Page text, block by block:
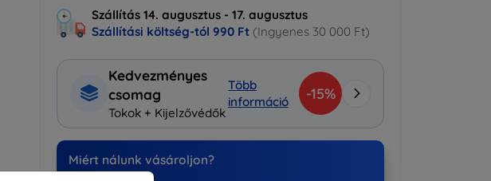
Szállítás 14. augusztus - 17. augusztus
Szállítási költség-tól 990 Ft (Ingyenes 30 000 Ft)
Kedvezményes
csomag
Tokok + Kijelzővédők
Több
információ
-15%
Miért nálunk vásároljon?